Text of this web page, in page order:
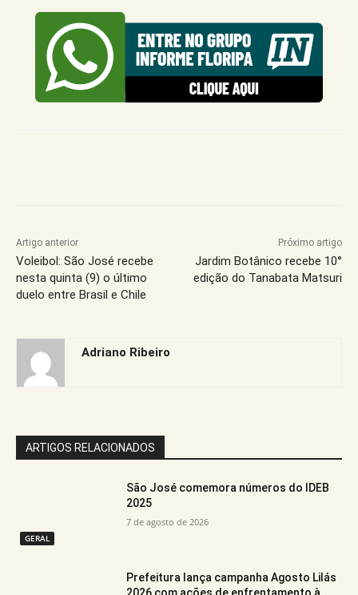
Artigo anterior
Voleibol: São José recebe
nesta quinta (9) o último
duelo entre Brasil e Chile
Próximo artigo
Jardim Botânico recebe 10°
edição do Tanabata Matsuri
Adriano Ribeiro
ARTIGOS RELACIONADOS
GERAL
São José comemora números do IDEB
2025
7 de agosto de 2026
Prefeitura lança campanha Agosto Lilás
2026 com ações de enfrentamento à